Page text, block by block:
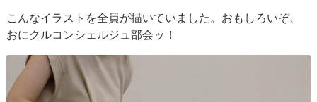
こんなイラストを全員が描いていました。おもしろいぞ、
おにクルコンシェルジュ部会ッ！